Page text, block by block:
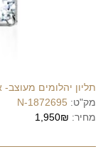
תליון יהלומים
מק"ט: 1872695-N
מחיר: 1,950₪